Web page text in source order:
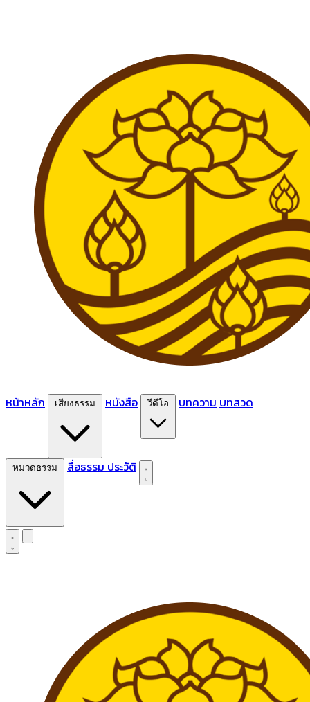
หน้าหลัก หนังสือ บทความ บทสวด
สื่อธรรม ประวัติ